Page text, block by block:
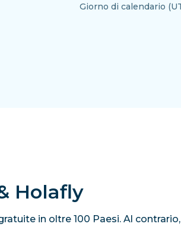
Giorno di calendario
Holafly
in oltre 100 Paesi. Al